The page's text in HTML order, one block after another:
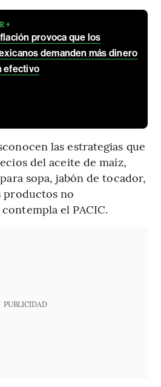
+
provoca que los
demanden más dinero
efectivo
las estrategias que
del aceite de maíz,
sopa, jabón de tocador,
productos no
el PACIC.
PUBLICIDAD